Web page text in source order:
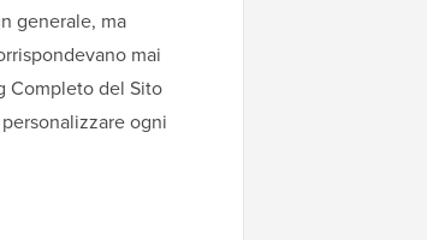
generale, ma
mai
Completo del Sito
ogni